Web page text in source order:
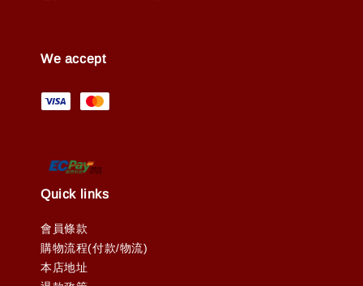
We accept
Quick links
會員條款
購物流程(付款/物流)
本店地址